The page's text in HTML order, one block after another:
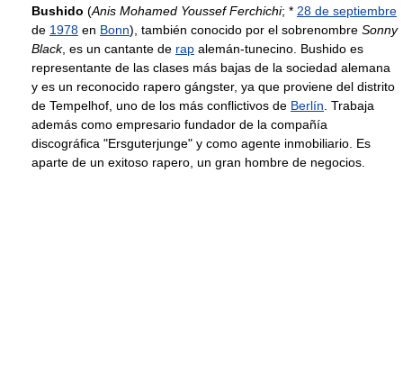
Bushido (Anis Mohamed Youssef Ferchichi; * 28 de septiembre
de 1978 en Bonn), también conocido por el sobrenombre Sonny
Black, es un cantante de rap alemán-tunecino. Bushido es
representante de las clases más bajas de la sociedad alemana
y es un reconocido rapero gángster, ya que proviene del distrito
de Tempelhof, uno de los más conflictivos de Berlín . Trabaja
además como empresario fundador de la compañía
discográfica "Ersguterjunge" y como agente inmobiliario. Es
aparte de un exitoso rapero, un gran hombre de negocios.